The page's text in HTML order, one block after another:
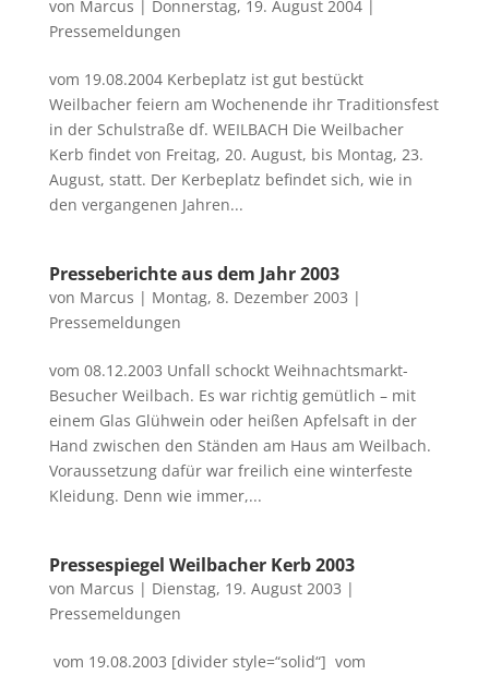
von Marcus | Donnerstag, 19. August 2004|
Pressemeldungen
vom 19.08.2004 Kerbeplatz ist gut bestückt
Weilbacher feiern am Wochenende ihr Traditionsfest
in der Schulstraße df. WEILBACH Die Weilbacher
Kerb findet von Freitag, 20. August, bis Montag, 23.
August, statt. Der Kerbeplatz befindet sich, wie in
den vergangenen Jahren...
Presseberichte aus dem Jahr 2003
von Marcus | Montag, 8. Dezember 2003 |
Pressemeldungen
vom 08.12.2003 Unfall schockt Weihnachtsmarkt-
Besucher Weilbach. Es war richtig gemütlich – mit
einem Glas Glühwein oder heißen Apfelsaft in der
Hand zwischen den Ständen am Haus am Weilbach.
Voraussetzung dafür war freilich eine winterfeste
Kleidung. Denn wie immer,...
Pressespiegel Weilbacher Kerb 2003
von Marcus | Dienstag, 19. August 2003 |
Pressemeldungen
vom 19.08.2003 [divider style=“solid“] vom